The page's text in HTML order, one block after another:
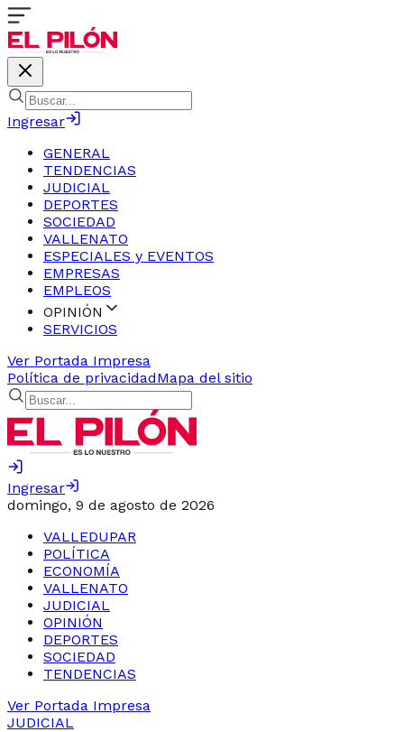
Ingresar
GENERAL
TENDENCIAS
JUDICIAL
DEPORTES
SOCIEDAD
VALLENATO
ESPECIALES y EVENTOS
EMPRESAS
EMPLEOS
OPINIÓN
SERVICIOS
Ver Portada Impresa
Política de privacidadMapa del sitio
Ingresar
domingo, 9 de agosto de 2026
VALLEDUPAR
POLÍTICA
ECONOMÍA
VALLENATO
JUDICIAL
OPINIÓN
DEPORTES
SOCIEDAD
TENDENCIAS
Ver Portada Impresa
JUDICIAL